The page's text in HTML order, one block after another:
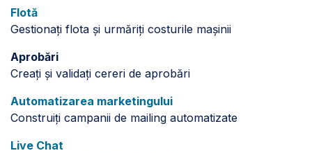
Flotă
Gestionați flota și urmăriți costurile mașinii
Aprobări
Creați și validați cereri de aprobări
Automatizarea marketingului
Construiți campanii de mailing automatizate
Live Chat